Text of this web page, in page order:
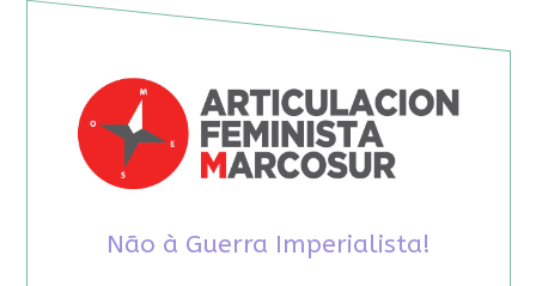
Não à Guerra Imperialista!